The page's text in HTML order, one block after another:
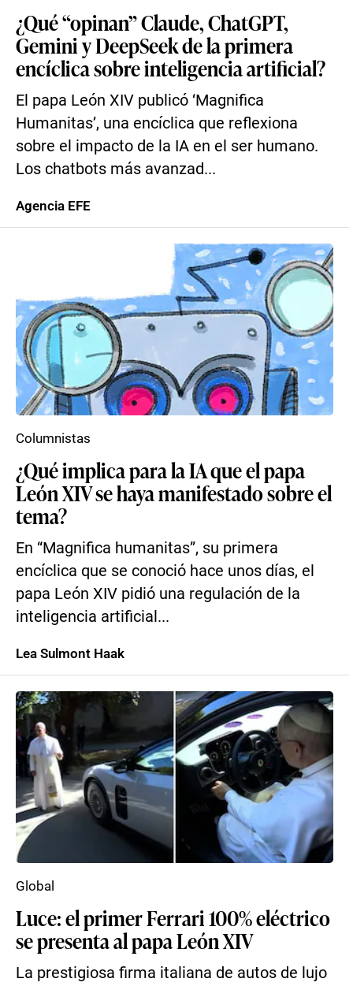
¿Qué “opinan” Claude, ChatGPT,
Gemini y DeepSeek de la primera
encíclica sobre inteligencia artificial?
El papa León XIV publicó ‘Magnifica
Humanitas’, una encíclica que reflexiona
sobre el impacto de la IA en el ser humano.
Los chatbots más avanzad...
Agencia EFE
¿Qué implica para la IA que el papa
León XIV se haya manifestado sobre el
tema?
En “Magnifica humanitas”, su primera
encíclica que se conoció hace unos días, el
papa León XIV pidió una regulación de la
inteligencia artificial...
Columnistas
Lea Sulmont Haak
Luce: el primer Ferrari 100% eléctrico
se presenta al papa León XIV
La prestigiosa firma italiana de autos de lujo
Global